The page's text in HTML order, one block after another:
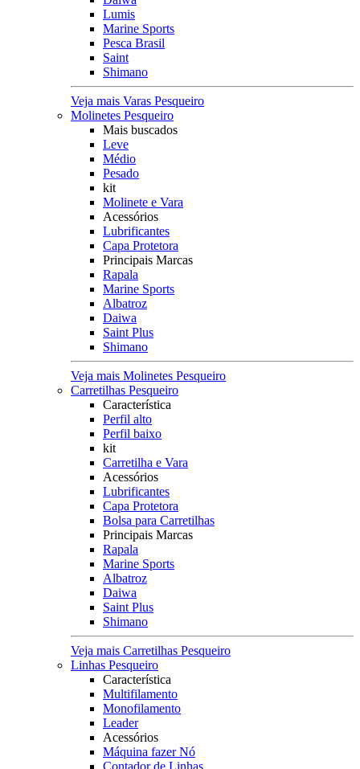
Lumis
Marine Sports
Pesca Brasil
Saint
Shimano
Veja mais Varas Pesqueiro
Molinetes Pesqueiro
Mais buscados
Leve
Médio
Pesado
kit
Molinete e Vara
Acessórios
Lubrificantes
Capa Protetora
Principais Marcas
Rapala
Marine Sports
Albatroz
Daiwa
Saint Plus
Shimano
Veja mais Molinetes Pesqueiro
Carretilhas Pesqueiro
Característica
Perfil alto
Perfil baixo
kit
Carretilha e Vara
Acessórios
Lubrificantes
Capa Protetora
Bolsa para Carretilhas
Principais Marcas
Rapala
Marine Sports
Albatroz
Daiwa
Saint Plus
Shimano
Veja mais Carretilhas Pesqueiro
Linhas Pesqueiro
Característica
Multifilamento
Monofilamento
Leader
Acessórios
Máquina fazer Nó
Contador de Linhas